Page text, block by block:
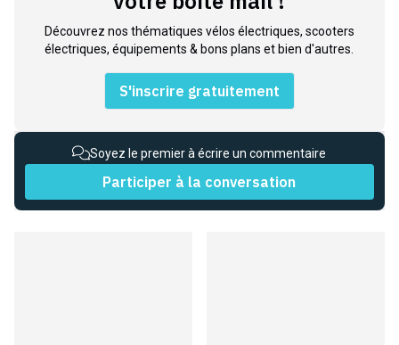
Découvrez nos thématiques vélos électriques, scooters
électriques, équipements & bons plans et bien d'autres.
S'inscrire gratuitement
Soyez le premier à écrire un commentaire
Participer à la conversation